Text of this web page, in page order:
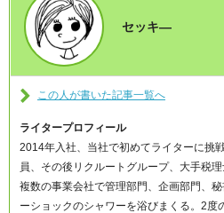
セッキ―
この人が書いた記事一覧へ
ライタープロフィール
2014年入社、当社で初めてライターに挑
員、その後リクルートグループ、大手税
複数の事業会社で管理部門、企画部門、
ーショックのシャワーを浴びまくる。2度